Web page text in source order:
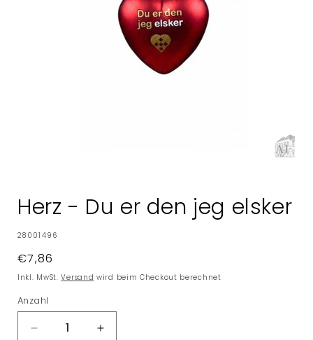
Modal
öffnen
Herz - Du er den jeg elsker
SKU:
28001496
Normaler
Preis
€7,86
Inkl. MwSt.Versand wird beim Checkout berechnet
Anzahl
Verringere
Erhöhe